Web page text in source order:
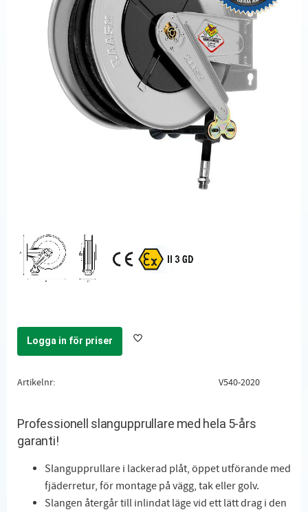
Logga in för priser Lägg till i favoriter
Artikelnr V540-2020
Professionell slangupprullare med hela 5-års
garanti!
Slangupprullare i lackerad plåt, öppet utförande med
fjäderretur, för montage på vägg, tak eller golv.
Slangen återgår till inlindat läge vid ett lätt drag i den